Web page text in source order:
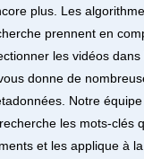
plus. Les
prennent en
les vidéos
donne de
Notre
les mots-clés
et les applique à